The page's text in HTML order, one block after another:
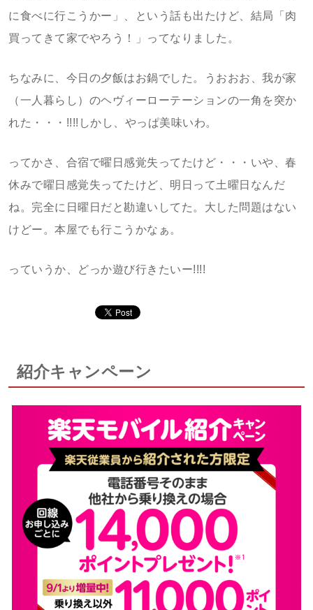
に食べに行こうかー」、という話も出たけど、結局「肉
買ってきて家でやろう！」ってなりました。
ちなみに、今日の夕飯はお鍋でした。うおおお、我が家
（一人暮らし）のヘヴィーローテーションの一角を突か
れた・・・!!!!しかし、やっぱ美味いわ。
ってかさ、合宿で曜日感覚失ってたけど・・・いや、春
休みで曜日感覚失ってたけど、明日って土曜日なんだ
ね。完全に日曜日だと勘違いしてた。大した問題はない
けどー。本屋でも行こうかなぁ。
っていうか、どっか遊び行きたいー!!!!
紹介キャンペーン